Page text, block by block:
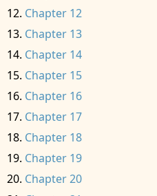
Chapter 12
Chapter 13
Chapter 14
Chapter 15
Chapter 16
Chapter 17
Chapter 18
Chapter 19
Chapter 20